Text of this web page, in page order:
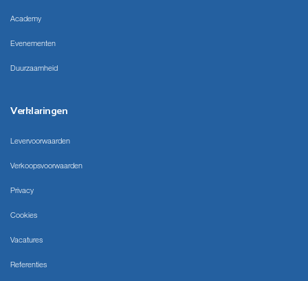
Academy
Evenementen
Duurzaamheid
Verklaringen
Levervoorwaarden
Verkoopsvoorwaarden
Privacy
Cookies
Vacatures
Referenties